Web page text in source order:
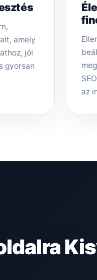
amely
jól
gyorsan
az